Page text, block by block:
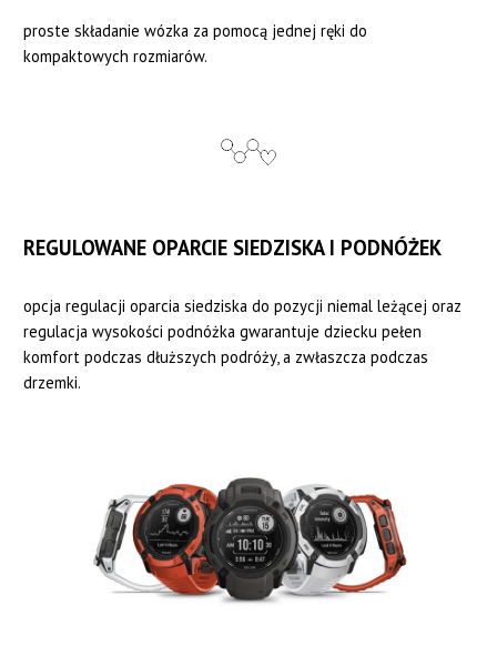
proste składanie wózka za pomocą jednej ręki do
kompaktowych rozmiarów.
REGULOWANE OPARCIE SIEDZISKA I PODNÓŻEK
opcja regulacji oparcia siedziska do pozycji niemal leżącej oraz
regulacja wysokości podnóżka gwarantuje dziecku pełen
komfort podczas dłuższych podróży, a zwłaszcza podczas
drzemki.